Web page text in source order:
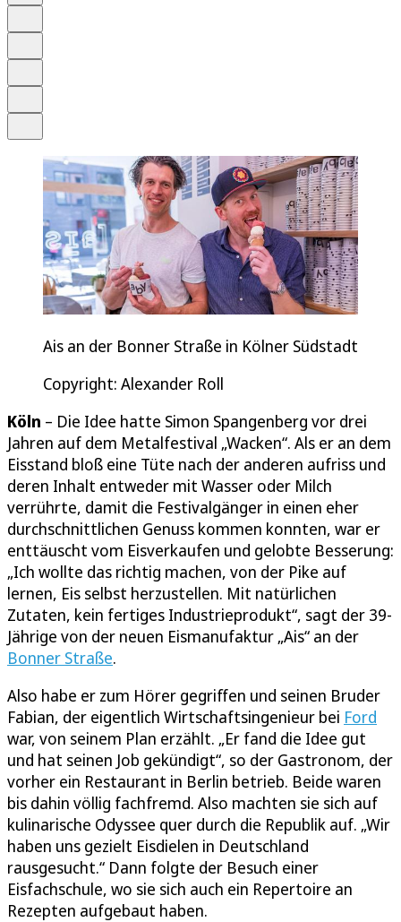
Ais an der Bonner Straße in Kölner Südstadt
Copyright: Alexander Roll
Köln – Die Idee hatte Simon Spangenberg vor drei
Jahren auf dem Metalfestival „Wacken“. Als er an dem
Eisstand bloß eine Tüte nach der anderen aufriss und
deren Inhalt entweder mit Wasser oder Milch
verrührte, damit die Festivalgänger in einen eher
durchschnittlichen Genuss kommen konnten, war er
enttäuscht vom Eisverkaufen und gelobte Besserung:
„Ich wollte das richtig machen, von der Pike auf
lernen, Eis selbst herzustellen. Mit natürlichen
Zutaten, kein fertiges Industrieprodukt“, sagt der 39-
Jährige von der neuen Eismanufaktur „Ais“ an der
Bonner Straße.
Also habe er zum Hörer gegriffen und seinen Bruder
Fabian, der eigentlich Wirtschaftsingenieur bei Ford
war, von seinem Plan erzählt. „Er fand die Idee gut
und hat seinen Job gekündigt“, so der Gastronom, der
vorher ein Restaurant in Berlin betrieb. Beide waren
bis dahin völlig fachfremd. Also machten sie sich auf
kulinarische Odyssee quer durch die Republik auf. „Wir
haben uns gezielt Eisdielen in Deutschland
rausgesucht.“ Dann folgte der Besuch einer
Eisfachschule, wo sie sich auch ein Repertoire an
Rezepten aufgebaut haben.